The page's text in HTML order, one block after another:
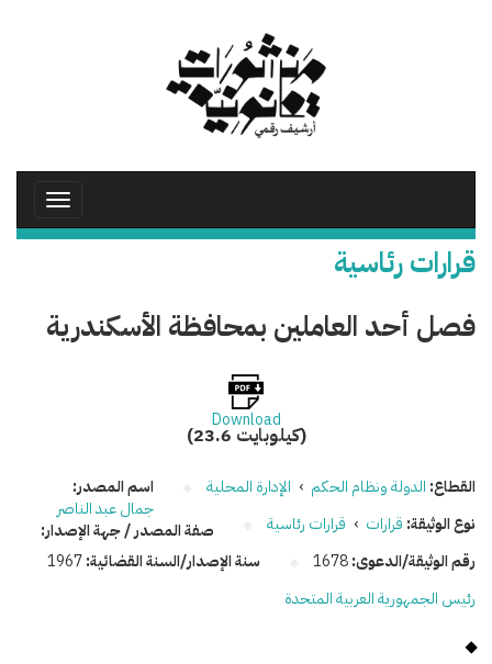
Toggle
قرارات رئاسية
فصل أحد العاملين بمحافظة الأسكندرية
Download
(23.6 كيلوبايت)
القطاع: الدولة ونظام الحكم › الإدارة المحلية
نوع الوثيقة: قرارات › قرارات رئاسية
رقم الوثيقة/الدعوى:1678 سنة الإصدار/السنة القضائية:1967
اسم المصدر:
جمال عبد الناصر
صفة المصدر / جهة الإصدار:
رئيس الجمهورية العربية المتحدة